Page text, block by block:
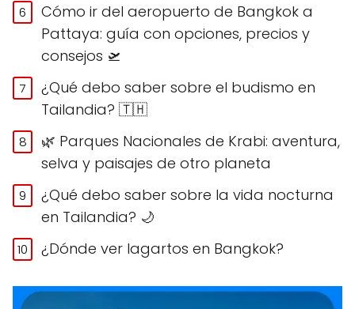
Cómo ir del aeropuerto de Bangkok a
Pattaya: guía con opciones, precios y
consejos 🛫
¿Qué debo saber sobre el budismo en
Tailandia? 🇹🇭
🌿 Parques Nacionales de Krabi: aventura,
selva y paisajes de otro planeta
¿Qué debo saber sobre la vida nocturna
en Tailandia? 🌙
¿Dónde ver lagartos en Bangkok?